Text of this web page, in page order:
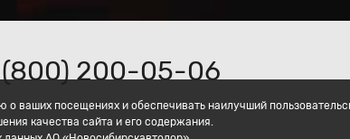
200-05-06
ваших посещениях и обеспечивать наилучший
качества сайта и его содержания.